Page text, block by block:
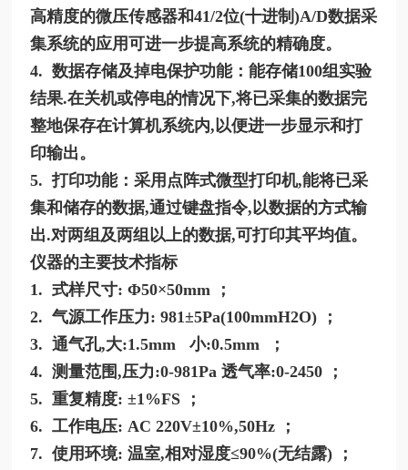
高精度的微压传感器和41/2位(十进制)A/D数据采
集系统的应用可进一步提高系统的精确度。
4. 数据存储及掉电保护功能：能存储100组实验
结果.在关机或停电的情况下,将已采集的数据完
整地保存在计算机系统内,以便进一步显示和打
印输出。
5. 打印功能：采用点阵式微型打印机,能将已采
集和储存的数据,通过键盘指令,以数据的方式输
出.对两组及两组以上的数据,可打印其平均值。
仪器的主要技术指标
1. 式样尺寸: Φ50×50mm ；
2. 气源工作压力: 981±5Pa(100mmH2O) ；
3. 通气孔,大:1.5mm 小:0.5mm ；
4. 测量范围,压力:0-981Pa 透气率:0-2450 ；
5. 重复精度: ±1%FS ；
6. 工作电压: AC 220V±10%,50Hz ；
7. 使用环境: 温室,相对湿度≤90%(无结露) ；